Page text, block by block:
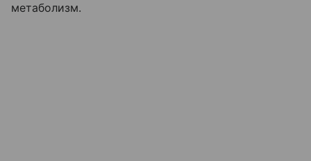
метаболизм.